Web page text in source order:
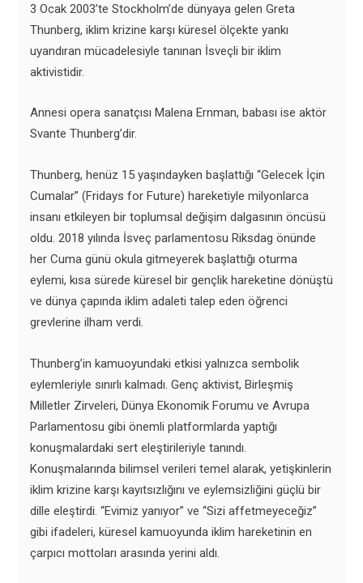
3 Ocak 2003’te Stockholm’de dünyaya gelen Greta
Thunberg, iklim krizine karşı küresel ölçekte yankı
uyandıran mücadelesiyle tanınan İsveçli bir iklim
aktivistidir.
Annesi opera sanatçısı Malena Ernman, babası ise aktör
Svante Thunberg’dir.
Thunberg, henüz 15 yaşındayken başlattığı “Gelecek İçin
Cumalar” (Fridays for Future) hareketiyle milyonlarca
insanı etkileyen bir toplumsal değişim dalgasının öncüsü
oldu. 2018 yılında İsveç parlamentosu Riksdag önünde
her Cuma günü okula gitmeyerek başlattığı oturma
eylemi, kısa sürede küresel bir gençlik hareketine dönüştü
ve dünya çapında iklim adaleti talep eden öğrenci
grevlerine ilham verdi.
Thunberg’in kamuoyundaki etkisi yalnızca sembolik
eylemleriyle sınırlı kalmadı. Genç aktivist, Birleşmiş
Milletler Zirveleri, Dünya Ekonomik Forumu ve Avrupa
Parlamentosu gibi önemli platformlarda yaptığı
konuşmalardaki sert eleştirileriyle tanındı.
Konuşmalarında bilimsel verileri temel alarak, yetişkinlerin
iklim krizine karşı kayıtsızlığını ve eylemsizliğini güçlü bir
dille eleştirdi. “Evimiz yanıyor” ve “Sizi affetmeyeceğiz”
gibi ifadeleri, küresel kamuoyunda iklim hareketinin en
çarpıcı mottoları arasında yerini aldı.